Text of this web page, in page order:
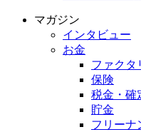
マガジン
インタビュー
お金
ファクタ
保険
税金・確
貯金
フリーナ